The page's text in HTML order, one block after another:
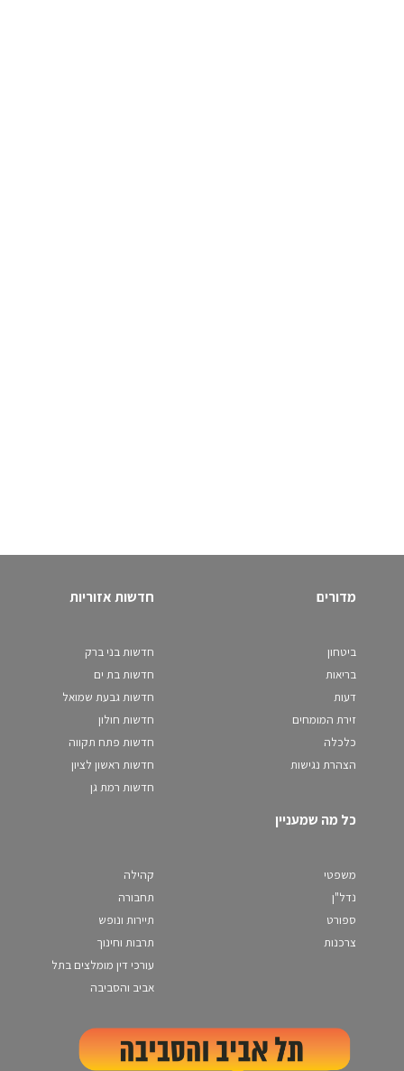
מדורים
ביטחון
בריאות
דעות
זירת המומחים
כלכלה
הצהרת נגישות
חדשות אזוריות
חדשות בני ברק
חדשות בת ים
חדשות גבעת שמואל
חדשות חולון
חדשות פתח תקווה
חדשות ראשון לציון
חדשות רמת גן
כל מה שמעניין
משפטי
נדל"ן
ספורט
צרכנות
קהילה
תחבורה
תיירות ונופש
תרבות וחינוך
עורכי דין מומלצים בתל
אביב והסביבה